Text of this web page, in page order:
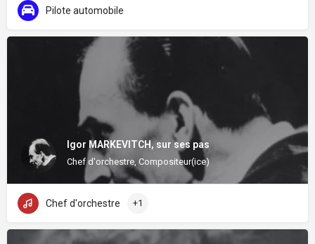
Pilote automobile
Igor MARKEVITCH, sur ses pas
Chef d'orchestre, Compositeur(ice)
Chef d'orchestre +1